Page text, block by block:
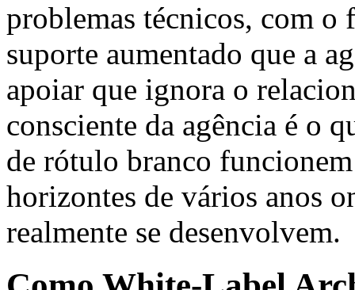
problemas técnicos, com o
suporte aumentado que a
apoiar que ignora o
consciente da agência é o
de rótulo branco
horizontes de vários anos
realmente se desenvolvem.